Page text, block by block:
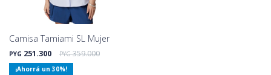
Camisa Tamiami SL Mujer
PYG 251.300 PYG 359.000
30